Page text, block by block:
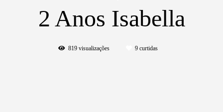
2 Anos Isabella
819visualizações 9curtidas